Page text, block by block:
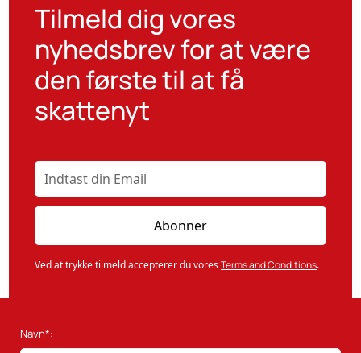
Tilmeld dig vores
nyhedsbrev for at være
den første til at få
skattenyt
Ved at trykke tilmeld accepterer du voresTerms and Conditions.
Navn*: